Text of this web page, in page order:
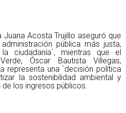
Acosta Trujillo aseguró que
pública más justa,
ciudadanía´, mientras que el
Óscar Bautista Villegas,
representa una `decisión política
la sostenibilidad ambiental y
los ingresos públicos.